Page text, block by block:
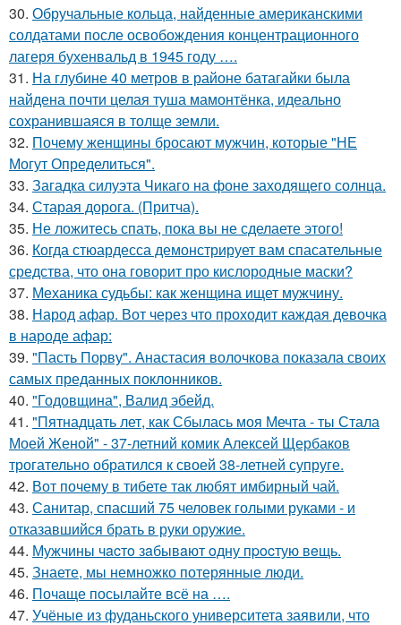
30. Обручальные кольца, найденные американскими
солдатами после освобождения концентрационного
лагеря бухенвальд в 1945 году ….
31. На глубине 40 метров в районе батагайки была
найдена почти целая туша мамонтёнка, идеально
сохранившаяся в толще земли.
32. Почему женщины бросают мужчин, которые "НЕ
Могут Определиться".
33. Загадка силуэта Чикаго на фоне заходящего солнца.
34. Старая дорога. (Притча).
35. Не ложитесь спать, пока вы не сделаете этого!
36. Когда стюардесса демонстрирует вам спасательные
средства, что она говорит про кислородные маски?
37. Механика судьбы: как женщина ищет мужчину.
38. Народ афар. Вот через что проходит каждая девочка
в народе афар:
39. "Пасть Порву". Анастасия волочкова показала своих
самых преданных поклонников.
40. "Годовщина", Валид эбейд.
41. "Пятнадцать лет, как Сбылась моя Мечта - ты Стала
Моей Женой" - 37-летний комик Алексей Щербаков
трогательно обратился к своей 38-летней супруге.
42. Вот почему в тибете так любят имбирный чай.
43. Санитар, спасший 75 человек голыми руками - и
отказавшийся брать в руки оружие.
44. Мужчины чacтo зaбывaют oдну пpocтую вeщь.
45. Знаете, мы немножко потерянные люди.
46. Почаще посылайте всё на ….
47. Учёные из фуданьского университета заявили, что